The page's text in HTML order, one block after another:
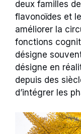
deux familles
flavonoïdes et
améliorer la
fonctions
désigne
désigne en
depuis des
d’intégrer les